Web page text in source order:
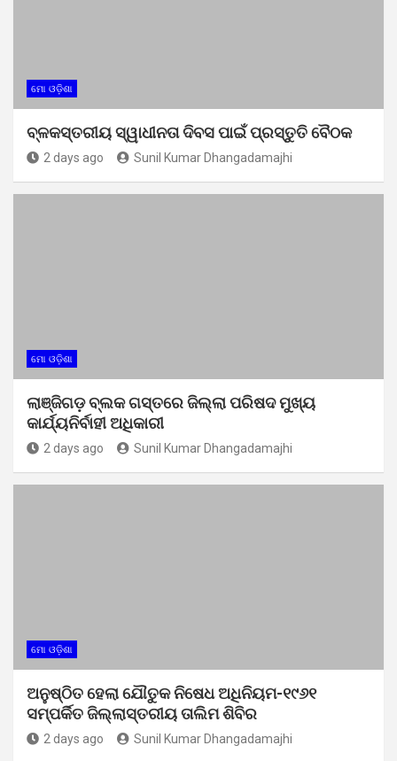
ମୋ ଓଡ଼ିଶା
ବ୍ଳକସ୍ତରୀୟ ସ୍ୱାଧୀନତା ଦିବସ ପାଇଁ ପ୍ରସ୍ତୁତି ବୈଠକ
2 days ago Sunil Kumar Dhangadamajhi
ମୋ ଓଡ଼ିଶା
ଲାଞ୍ଜିଗଡ଼ ବ୍ଲକ ଗସ୍ତରେ ଜିଲ୍ଲା ପରିଷଦ ମୁଖ୍ୟ
କାର୍ଯ୍ୟନିର୍ବାହୀ ଅଧିକାରୀ
2 days ago Sunil Kumar Dhangadamajhi
ମୋ ଓଡ଼ିଶା
ଅନୁଷ୍ଠିତ ହେଲା ଯୌତୁକ ନିଷେଧ ଅଧିନିୟମ-୧୯୬୧
ସମ୍ପର୍କିତ ଜିଲ୍ଲାସ୍ତରୀୟ ତାଲିମ ଶିବିର
2 days ago Sunil Kumar Dhangadamajhi